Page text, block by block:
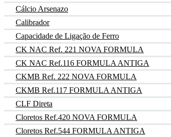
Cálcio Arsenazo
Calibrador
Capacidade de Ligação de Ferro
CK NAC Ref. 221 NOVA FORMULA
CK NAC Ref.116 FORMULA ANTIGA
CKMB Ref. 222 NOVA FORMULA
CKMB Ref.117 FORMULA ANTIGA
CLF Direta
Cloretos Ref.420 NOVA FORMULA
Cloretos Ref.544 FORMULA ANTIGA